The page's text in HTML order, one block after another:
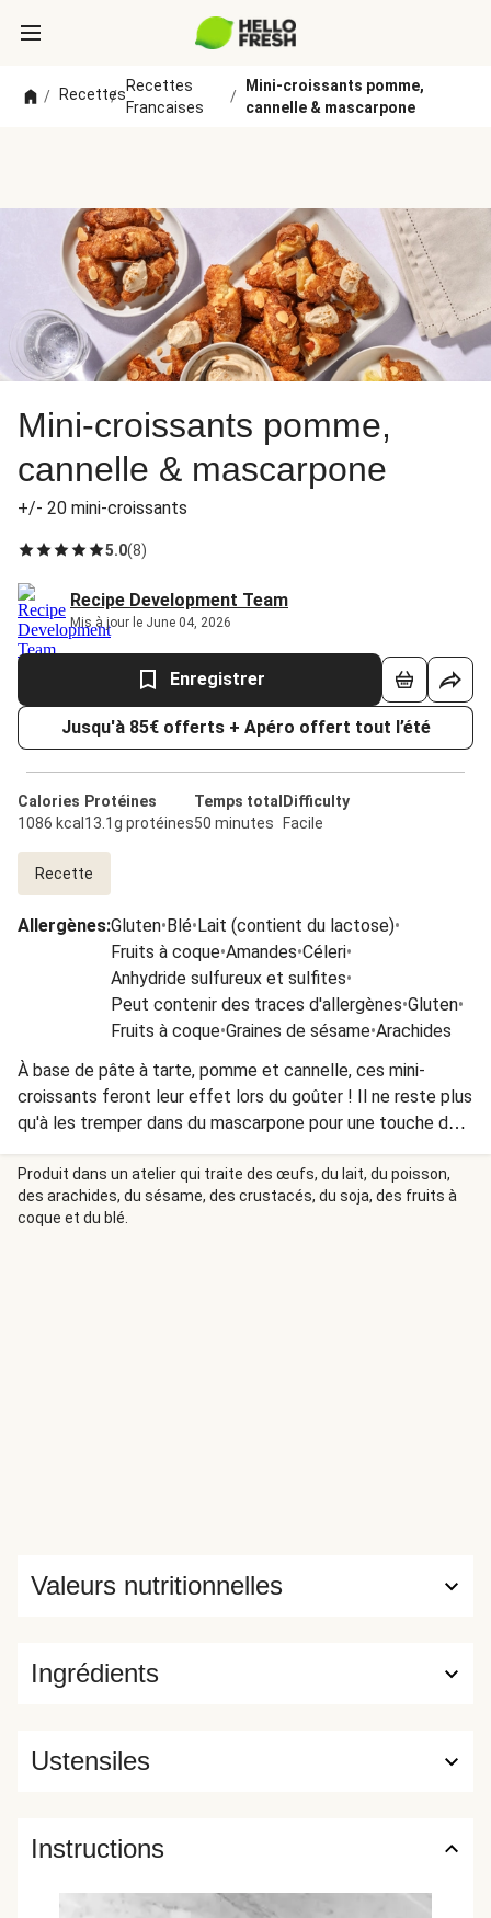
/ Recettes
/
Recettes
Francaises
/
Mini-croissants pomme,
cannelle & mascarpone
Mini-croissants pomme,
cannelle & mascarpone
+/- 20 mini-croissants
5.0(8)
Recipe Development Team
Mis à jour le June 04, 2026
Enregistrer
Jusqu'à 85€ offerts + Apéro offert tout l’été
Calories
1086 kcal
Protéines
13.1g protéines
Temps total
50 minutes
Difficulty
Facile
Recette
Allergènes:Gluten•Blé•Lait (contient du lactose)•
Fruits à coque•Amandes•Céleri•
Anhydride sulfureux et sulfites•
Peut contenir des traces d'allergènes•Gluten•
Fruits à coque•Graines de sésame•Arachides
À base de pâte à tarte, pomme et cannelle, ces mini-
croissants feront leur effet lors du goûter ! Il ne reste plus
qu'à les tremper dans du mascarpone pour une touche de
gourmandise en plus. On en redemande déjà !
Produit dans un atelier qui traite des œufs, du lait, du poisson,
des arachides, du sésame, des crustacés, du soja, des fruits à
coque et du blé.
Ingrédients
Valeurs nutritionnelles
Ustensiles
Instructions